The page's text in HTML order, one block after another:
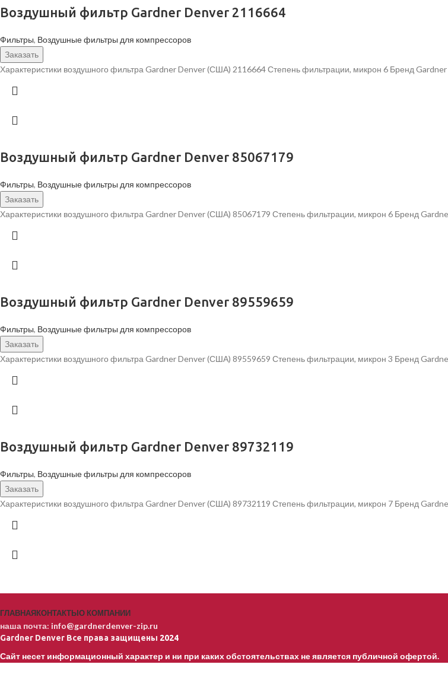
Воздушный фильтр Gardner Denver 2116664
Фильтры, Воздушные фильтры для компрессоров
Заказать
Характеристики воздушного фильтра Gardner Denver (США) 2116664 Степень фильтрации, микрон 6 Бренд
Воздушный фильтр Gardner Denver 85067179
Фильтры, Воздушные фильтры для компрессоров
Заказать
Характеристики воздушного фильтра Gardner Denver (США) 85067179 Степень фильтрации, микрон 6 Бренд
Воздушный фильтр Gardner Denver 89559659
Фильтры, Воздушные фильтры для компрессоров
Заказать
Характеристики воздушного фильтра Gardner Denver (США) 89559659 Степень фильтрации, микрон 3 Бренд
Воздушный фильтр Gardner Denver 89732119
Фильтры, Воздушные фильтры для компрессоров
Заказать
Характеристики воздушного фильтра Gardner Denver (США) 89732119 Степень фильтрации, микрон 7 Бренд
ГЛАВНАЯКОНТАКТЫО КОМПАНИИ
наша почта: info@gardnerdenver-zip.ru
Gardner Denver Все права защищены 2024
Сайт несет информационный характер и ни при каких обстоятельствах не является публичной офертой.